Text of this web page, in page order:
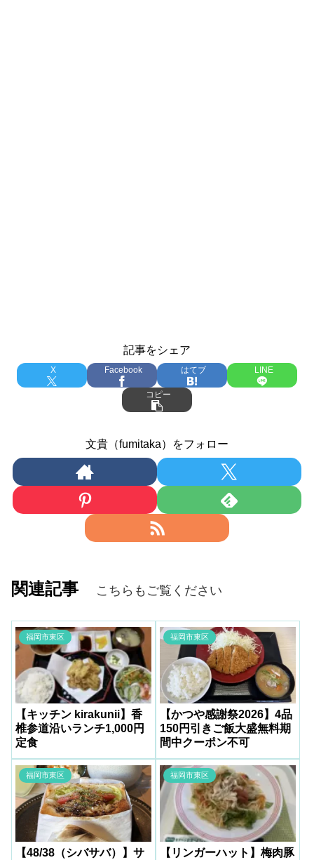
記事をシェア
X Facebook はてブ LINE
コピー
文貴（fumitaka）をフォロー
関連記事 こちらもご覧ください
福岡市東区
【キッチン kirakunii】香
椎参道沿いランチ1,000円
定食
福岡市東区
【かつや感謝祭2026】4品
150円引きご飯大盛無料期
間中クーポン不可
福岡市東区
【48/38（シバサバ）】サ
福岡市東区
【リンガーハット】梅肉豚